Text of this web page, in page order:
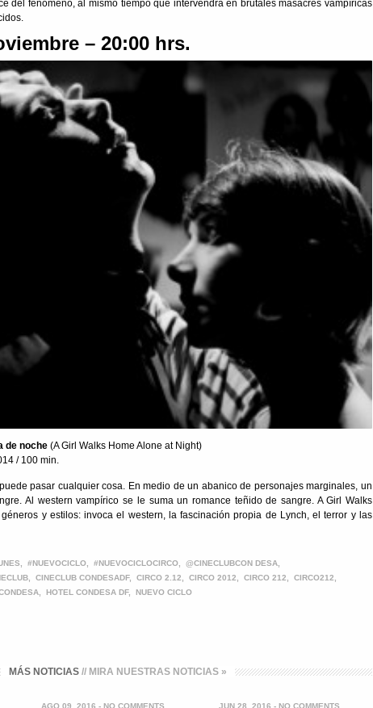
del fenómeno, al mismo tiempo que intervendrá en brutales masacres vampíricas
– 20:00 hrs.
de noche (A Girl Walks Home Alone at Night)
/ 100 min.
pasar cualquier cosa. En medio de un abanico de personajes marginales, un
Al western vampírico se le suma un romance teñido de sangre. A Girl Walks
y estilos: invoca el western, la fascinación propia de Lynch, el terror y las
#NUEVOCICLO #NUEVOCICLOCIRCO @CINECLUBCON DESA
CINECLUB CONDESADF, CIRCO 2.12 CIRCO 2012 CIRCO 212 CIRCO212
HOTEL CONDESA DF, NUEVO CICLO
MÁS NOTICIAS // MIRA NUESTRAS NOTICIAS »
AGO 09, 2016 - NO COMMENTS JUN 28, 2016 - NO COMMENTS